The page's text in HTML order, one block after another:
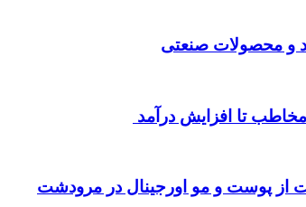
و محصولات صنعتی
از پوست و مو اورجینال در مرودشت